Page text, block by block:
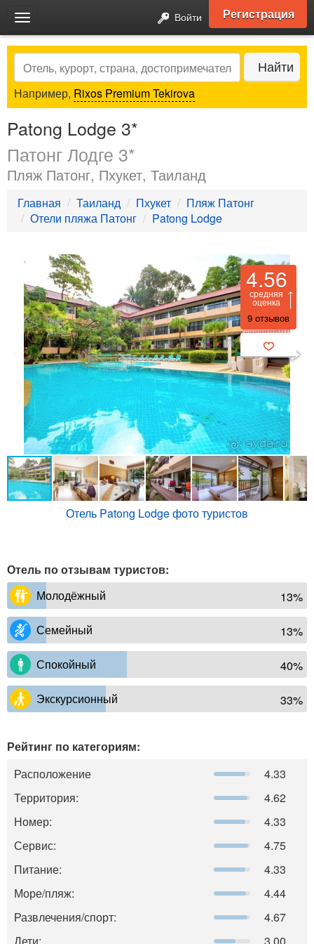
Toggle
navigation
Войти Регистрация
Search Найти
Например, Rixos Premium Tekirova
Patong Lodge 3*
Патонг Лодге 3*
Пляж Патонг, Пхукет, Таиланд
Главная Таиланд Пхукет
Пляж Патонг
Отели пляжа Патонг
Patong Lodge
4.56
средняя
оценка
9 отзывов
Отель Patong Lodge фото туристов
Отель по отзывам туристов:
Молодёжный
13%
Семейный 13%
Спокойный 40%
Экскурсионный 33%
Рейтинг по категориям:
Расположение
4.33
Территория:
4.62
Номер:
4.33
Сервис:
4.75
Питание:
4.33
Море/пляж:
4.44
Развлечения/спорт:
4.67